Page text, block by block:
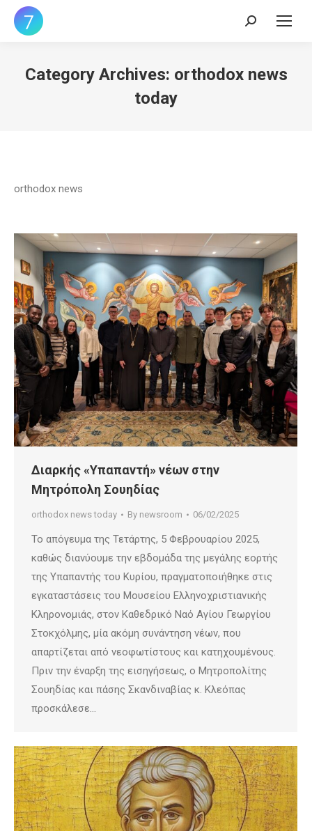
Search:
Category Archives: orthodox news
today
orthodox news
Διαρκής «Υπαπαντή» νέων στην
Μητρόπολη Σουηδίας
orthodox news today By newsroom 06/02/2025
Το απόγευμα της Τετάρτης, 5 Φεβρουαρίου 2025,
καθώς διανύουμε την εβδομάδα της μεγάλης εορτής
της Υπαπαντής του Κυρίου, πραγματοποιήθηκε στις
εγκαταστάσεις του Μουσείου Ελληνοχριστιανικής
Κληρονομιάς, στον Καθεδρικό Ναό Αγίου Γεωργίου
Στοκχόλμης, μία ακόμη συνάντηση νέων, που
απαρτίζεται από νεοφωτίστους και κατηχουμένους.
Πριν την έναρξη της εισηγήσεως, ο Μητροπολίτης
Σουηδίας και πάσης Σκανδιναβίας κ. Κλεόπας
προσκάλεσε…